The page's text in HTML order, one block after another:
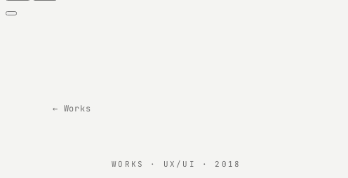
← Works
WORKS · UX/UI · 2018